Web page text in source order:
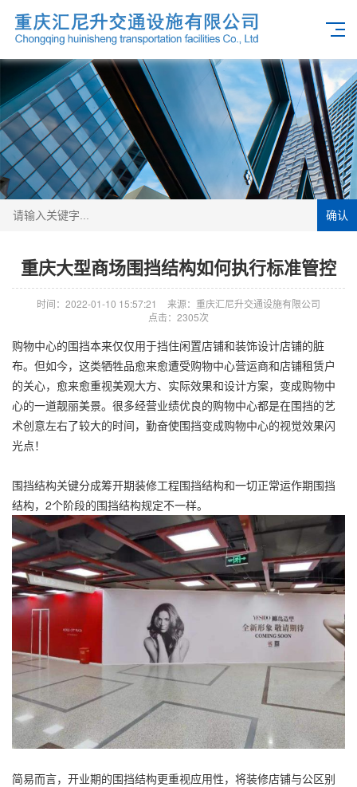
确认
重庆大型商场围挡结构如何执行标准管控
时间：2022-01-10 15:57:21
来源：重庆汇尼升交通设施有限公司
点击：2305次
购物中心的围挡本来仅仅用于挡住闲置店铺和装饰设计店铺的脏
布。但如今，这类牺牲品愈来愈遭受购物中心营运商和店铺租赁户
的关心，愈来愈重视美观大方、实际效果和设计方案，变成购物中
心的一道靓丽美景。很多经营业绩优良的购物中心都是在围挡的艺
术创意左右了较大的时间，勤奋使围挡变成购物中心的视觉效果闪
光点！
围挡结构关键分成筹开期装修工程围挡结构和一切正常运作期围挡
结构，2个阶段的围挡结构规定不一样。
简易而言，开业期的围挡结构更重视应用性，将装修店铺与公区别